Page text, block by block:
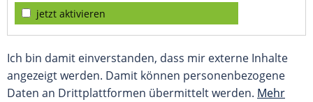
jetzt aktivieren
Ich bin damit einverstanden, dass mir externe Inhalte
angezeigt werden. Damit können personenbezogene
Daten an Drittplattformen übermittelt werden. Mehr